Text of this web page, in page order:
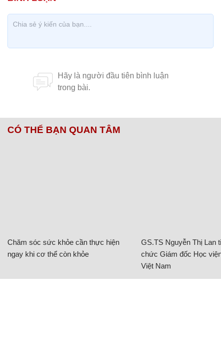
CÓ THỂ BẠN QUAN TÂM
Chăm sóc sức khỏe cần thực hiện
ngay khi cơ thể còn khỏe
GS.TS Nguyễn Thị Lan
chức Giám đốc Học
Việt Nam